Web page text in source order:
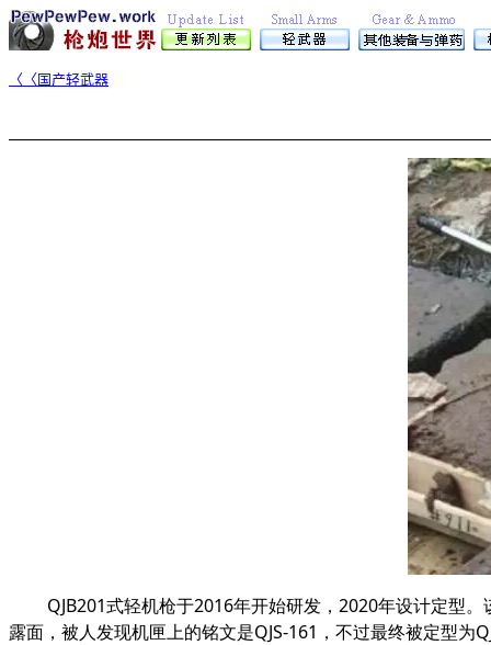
〈〈国产轻武器
QJB201式轻机枪于2016年开始研发，2020年设计定型
露面，被人发现机匣上的铭文是QJS-161，不过最终被定型为